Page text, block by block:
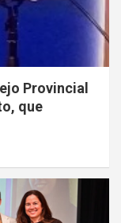
Provincial
que